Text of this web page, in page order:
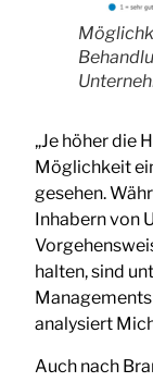
„Je höher die
Möglichkeit
gesehen.
Inhabern von
halten, sind
analysiert
Auch nach